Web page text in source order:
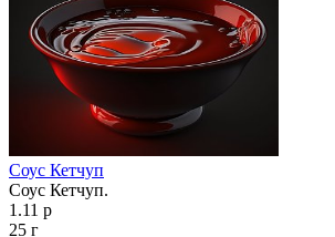
Соус Кетчуп
Соус Кетчуп.
1.11 р
25 г